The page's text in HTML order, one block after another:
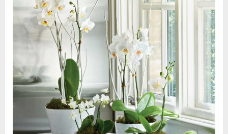
Posted
on
2
июля
By
admin
Комментариевк
записи
Использование
натуральных
средств
против
вредителей
орхидей
нет